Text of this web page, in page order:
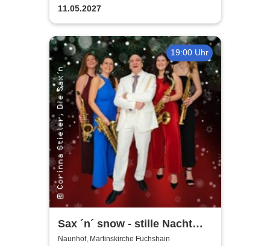
11.05.2027
19:00 Uhr
Sax ´n´ snow - stille Nacht
war gestern
Naunhof, Martinskirche Fuchshain